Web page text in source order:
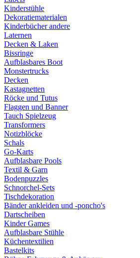
Kinderstühle
Dekoratiematerialen
Kinderbücher andere
Laternen
Decken & Laken
Bissringe
Aufblasbares Boot
Monstertrucks
Decken
Kastagnetten
Röcke und Tutus
Flaggen und Banner
Tauch Spielzeug
Transformers
Notizblöcke
Schals
Go-Karts
Aufblasbare Pools
Textil & Garn
Bodenpuzzles
Schnorchel-Sets
Tischdekoration
Bänder ankleiden und -poncho's
Dartscheiben
Kinder Games
Aufblasbare Stühle
Küchentextilien
Bastelkits